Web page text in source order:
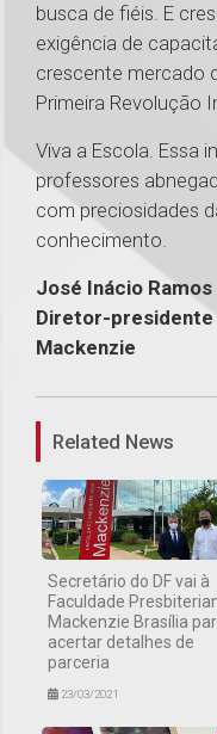
busca de fiéis. E
exigência de
crescente mercado
Primeira Revolução
Viva a Escola. Essa
professores
com preciosidades
conhecimento.
José Inácio Ramos
Diretor-
Mackenzie
Related News
Secretário do DF vai à
Faculdade
Mackenzie Brasília
acertar detalhes de
parceria
23/03/2021